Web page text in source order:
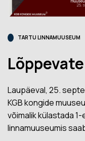
TARTU LINNAMUUSEUM
Laupäeval, 25.
KGB kongide
võimalik külastada
linnamuuseumis